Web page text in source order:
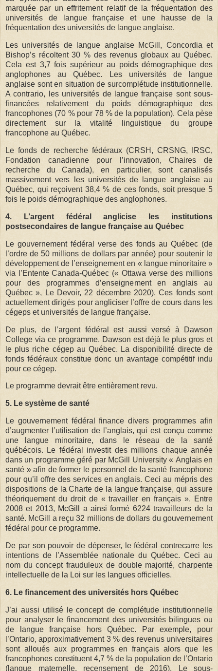
marquée par un effritement relatif de la fréquentation des
universités de langue française et une hausse de la
fréquentation des universités de langue anglaise.
Les universités de langue anglaise McGill, Concordia et
Bishop’s récoltent 30 % des revenus globaux au Québec.
Cela est 3,7 fois supérieur au poids démographique des
anglophones au Québec. Les universités de langue
anglaise sont en situation de surcomplétude institutionnelle.
A contrario, les universités de langue française sont sous-
financées relativement du poids démographique des
francophones (70 % pour 78 % de la population). Cela pèse
directement sur la vitalité linguistique du groupe
francophone au Québec.
Le fonds de recherche fédéraux (CRSH, CRSNG, IRSC,
Fondation canadienne pour l’innovation, Chaires de
recherche du Canada), en particulier, sont canalisés
massivement vers les universités de langue anglaise au
Québec, qui reçoivent 38,4 % de ces fonds, soit presque 5
fois le poids démographique des anglophones.
4. L’argent fédéral anglicise les institutions
postsecondaires de langue française au Québec
Le gouvernement fédéral verse des fonds au Québec (de
l’ordre de 50 millions de dollars par année) pour soutenir le
développement de l’enseignement en « langue minoritaire »
via l’Entente Canada-Québec (« Ottawa verse des millions
pour des programmes d’enseignement en anglais au
Québec », Le Devoir, 22 décembre 2020). Ces fonds sont
actuellement dirigés pour angliciser l’offre de cours dans les
cégeps et universités de langue française.
De plus, de l’argent fédéral est aussi versé à Dawson
College via ce programme. Dawson est déjà le plus gros et
le plus riche cégep au Québec. La disponibilité directe de
fonds fédéraux constitue donc un avantage compétitif indu
pour ce cégep.
Le programme devrait être entièrement revu.
5. Le système de santé
Le gouvernement fédéral finance divers programmes afin
d’augmenter l’utilisation de l’anglais, qui est conçu comme
une langue minoritaire, dans le réseau de la santé
québécois. Le fédéral investit des millions chaque année
dans un programme géré par McGill University « Anglais en
santé » afin de former le personnel de la santé francophone
pour qu’il offre des services en anglais. Ceci au mépris des
dispositions de la Charte de la langue française, qui assure
théoriquement du droit de « travailler en français ». Entre
2008 et 2013, McGill a ainsi formé 6224 travailleurs de la
santé. McGill a reçu 32 millions de dollars du gouvernement
fédéral pour ce programme.
De par son pouvoir de dépenser, le fédéral contrecarre les
intentions de l’Assemblée nationale du Québec. Ceci au
nom du concept frauduleux de double majorité, charpente
intellectuelle de la Loi sur les langues officielles.
6. Le financement des universités hors Québec
J’ai aussi utilisé le concept de complétude institutionnelle
pour analyser le financement des universités bilingues ou
de langue française hors Québec. Par exemple, pour
l’Ontario, approximativement 3 % des revenus universitaires
sont alloués aux programmes en français alors que les
francophones constituent 4,7 % de la population de l’Ontario
(langue maternelle, recensement de 2016). Le sous-